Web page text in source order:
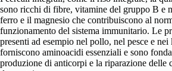
sono ricchi di fibre, vitamine del gruppo B e
ferro e il magnesio che contribuiscono al
funzionamento del sistema immunitario. Le
presenti ad esempio nel pollo, nel pesce e nei
forniscono aminoacidi essenziali e sono
produzione di anticorpi e la riparazione delle